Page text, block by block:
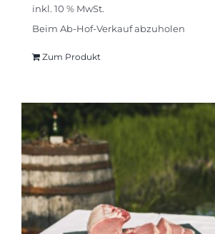
inkl. 10 % MwSt.
Beim Ab-Hof-Verkauf abzuholen
Zum Produkt